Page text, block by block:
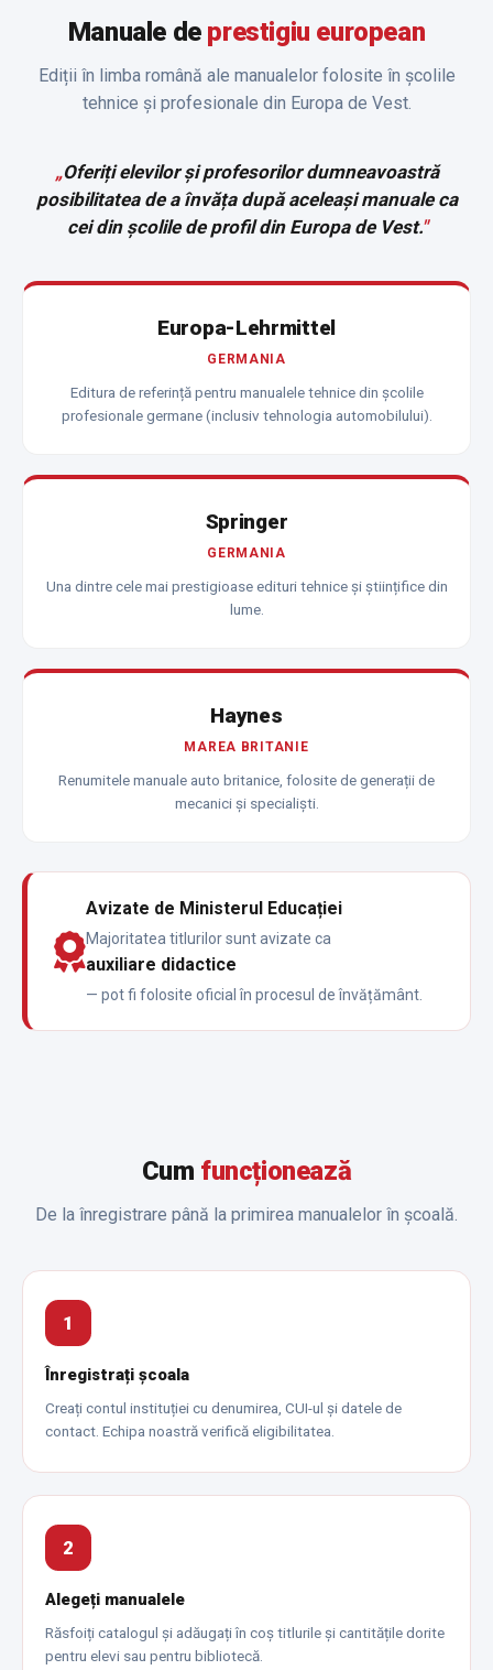
Manuale de prestigiu european
Ediții în limba română ale manualelor folosite în școlile
tehnice și profesionale din Europa de Vest.
„Oferiți elevilor și profesorilor dumneavoastră
posibilitatea de a învăța după aceleași manuale ca
cei din școlile de profil din Europa de Vest."
Europa-Lehrmittel
GERMANIA
Editura de referință pentru manualele tehnice din școlile
profesionale germane (inclusiv tehnologia automobilului).
Springer
GERMANIA
Una dintre cele mai prestigioase edituri tehnice și științifice din
lume.
Haynes
MAREA BRITANIE
Renumitele manuale auto britanice, folosite de generații de
mecanici și specialiști.
Avizate de Ministerul Educației
Majoritatea titlurilor sunt avizate ca
auxiliare didactice
— pot fi folosite oficial în procesul de învățământ.
Cum funcționează
De la înregistrare până la primirea manualelor în școală.
1
Înregistrați școala
Creați contul instituției cu denumirea, CUI-ul și datele de
contact. Echipa noastră verifică eligibilitatea.
2
Alegeți manualele
Răsfoiți catalogul și adăugați în coș titlurile și cantitățile dorite
pentru elevi sau pentru bibliotecă.